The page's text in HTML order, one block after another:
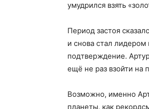
умудрился взять
Период застоя
и снова стал
подтверждение.
ещё не раз взойти на
Возможно, именно
планеты, как